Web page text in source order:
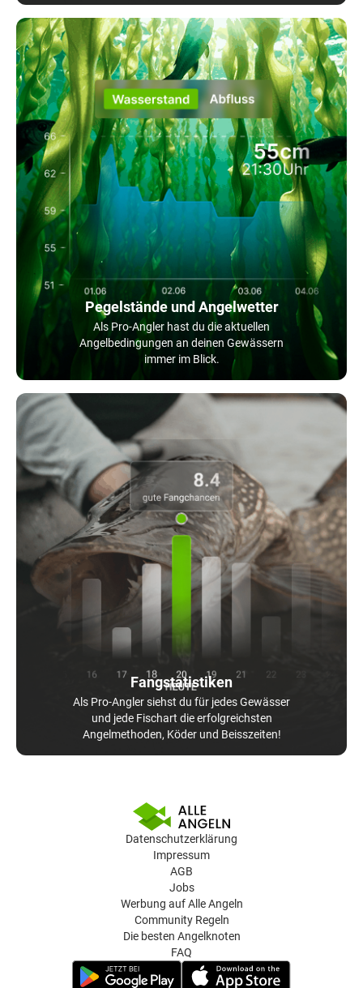
Pegelstände und Angelwetter
Als Pro-Angler hast du die aktuellen
Angelbedingungen an deinen Gewässern
immer im Blick.
Fangstatistiken
Als Pro-Angler siehst du für jedes Gewässer
und jede Fischart die erfolgreichsten
Angelmethoden, Köder und Beisszeiten!
Datenschutzerklärung
Impressum
AGB
Jobs
Werbung auf Alle Angeln
Community Regeln
Die besten Angelknoten
FAQ